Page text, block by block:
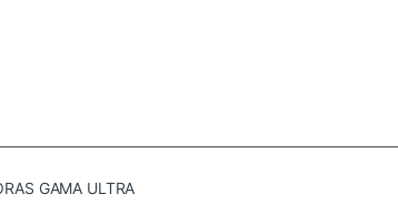
GAMA ULTRA